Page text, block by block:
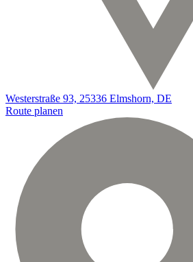
Westerstraße 93, 25336 Elmshorn, DE
Route planen